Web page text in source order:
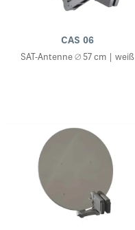
CAS 06
SAT-Antenne ∅ 57 cm | weiß